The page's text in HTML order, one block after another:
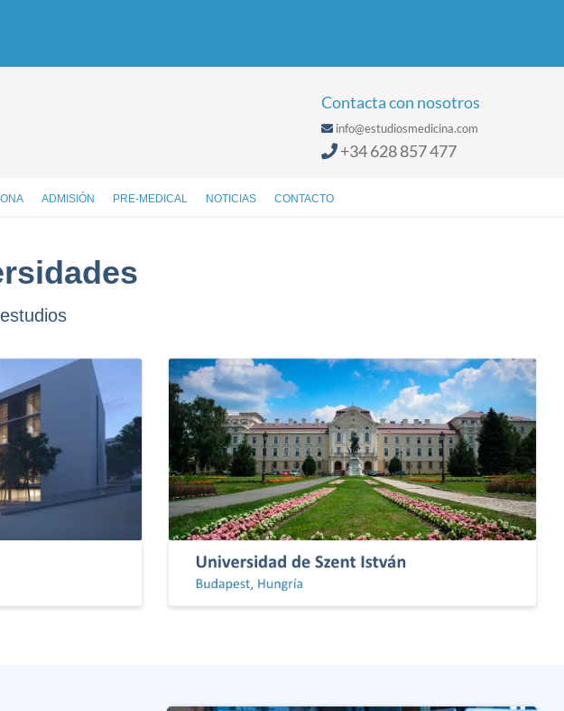
Contacta con nosotros
info@estudiosmedicina.com
+34 628 857 477
ADMISIÓN PRE-MEDICAL NOTICIAS CONTACTO